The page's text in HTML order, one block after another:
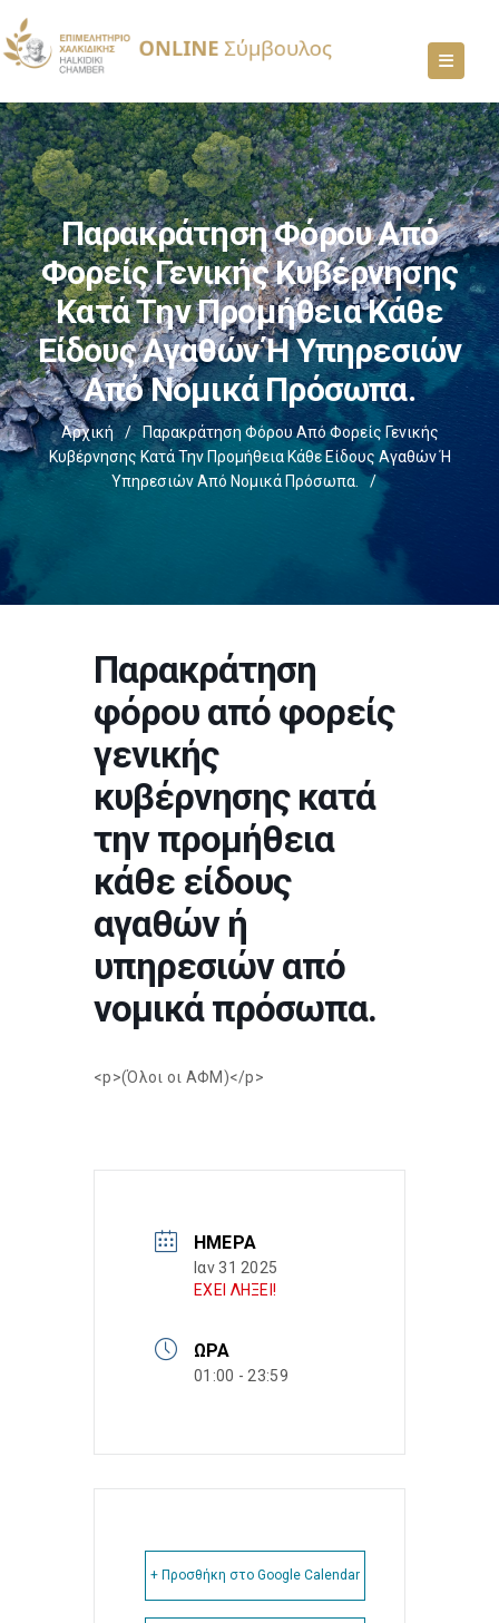
Παρακράτηση Φόρου Από
Φορείς Γενικής Κυβέρνησης
Κατά Την Προμήθεια Κάθε
Είδους Αγαθών Ή Υπηρεσιών
Από Νομικά Πρόσωπα.
Αρχική /
Παρακράτηση Φόρου Από Φορείς Γενικής
Κυβέρνησης Κατά Την Προμήθεια Κάθε Είδους Αγαθών Ή
Υπηρεσιών Από Νομικά Πρόσωπα.
/
Παρακράτηση
φόρου από φορείς
γενικής
κυβέρνησης κατά
την προμήθεια
κάθε είδους
αγαθών ή
υπηρεσιών από
νομικά πρόσωπα.
<p>(Όλοι οι ΑΦΜ)</p>
ΗΜΈΡΑ
Ιαν 31 2025
ΕΧΕΙ ΛΗΞΕΙ!
ΏΡΑ
01:00 - 23:59
+ Προσθήκη στο Google Calendar